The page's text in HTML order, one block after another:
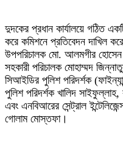
‎দুদকের প্রধান কার্যালয়ে গঠিত
করে কমিশনে প্রতিবেদন দাখিল
উপপরিচালক মো. আলমগীর
সহকারী পরিচালক মোহাম্মদ
সিআইডির পুলিশ পরিদর্শক
পুলিশ পরিদর্শক খালিদ
এবং এনবিআরের সেন্ট্রাল
গোলাম মোস্তফা।